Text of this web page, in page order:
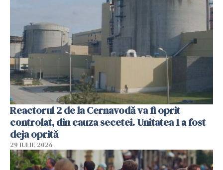
Reactorul 2 de la Cernavodă va fi oprit
controlat, din cauza secetei. Unitatea 1 a fost
deja oprită
29 IULIE 2026